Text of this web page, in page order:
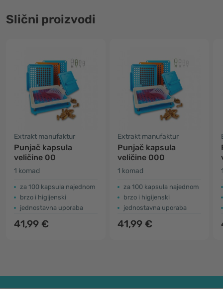
Slični proizvodi
Extrakt manufaktur
Punjač kapsula
veličine 00
1 komad
za 100 kapsula najednom
brzo i higijenski
jednostavna uporaba
41,99 €
Extrakt manufaktur
Punjač kapsula
veličine 000
1 komad
za 100 kapsula najednom
brzo i higijenski
jednostavna uporaba
41,99 €